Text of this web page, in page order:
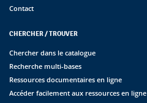
Contact
CHERCHER / TROUVER
Chercher dans le catalogue
Recherche multi-bases
Ressources documentaires en ligne
Accéder facilement aux ressources en ligne